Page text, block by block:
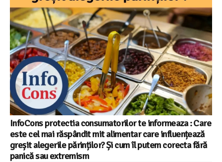
InfoCons protectia consumatorilor te informeaza : Care
este cel mai răspândit mit alimentar care influențează
greșit alegerile părinților? Și cum îl putem corecta fără
panică sau extremism